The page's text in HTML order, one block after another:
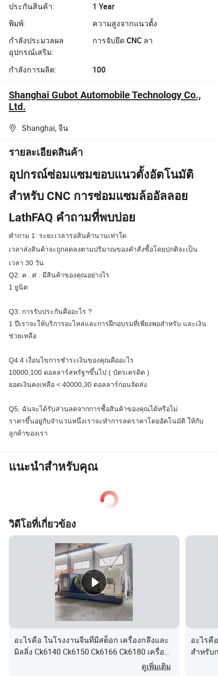
ประกันสินค้า:
1 Year
พิมพ์:
ความสูงจากแนวตั้ง
กำลังประมวลผล
อุปกรณ์เสริม:
การจับยึด CNC ลา
กำลังการผลิต: 100
Shanghai Gubot Automobile Technology Co.,
Ltd.
Shanghai, จีน
รายละเอียดสินค้า
อุปกรณ์ซ่อมแซมขอบแนวตั้งอัตโนมัติ
สำหรับ CNC การซ่อมแซมล้ออัลลอย
LathFAQ คำถามที่พบบ่อย
คำถาม 1: ระยะเวลารอสินค้านานเท่าใด
เวลาส่งสินค้าจะถูกลดลงตามปริมาณของคำสั่งซื้อโดยปกติจะเป็น
เวลา 30 วัน
Q2: ค . ศ . มีสินค้าของคุณอย่างไร
1 ยูนิต
Q3: การรับประกันคืออะไร ?
1 ปีเราจะให้บริการอะไหล่และการฝึกอบรมที่เพียงพอสำหรับ และเงิน
ช่วยเหลือ
Q4:4 เงื่อนไขการชำระเงินของคุณคืออะไร
10000,100 ดอลลาร์สหรัฐฯขึ้นไป ( บัตรเครดิต )
ยอดเงินคงเหลือ < 40000,30 ดอลลาร์ก่อนจัดส่ง
Q5: ฉันจะได้รับส่วนลดจากการซื้อสินค้าของคุณได้หรือไม่
ราคาขึ้นอยู่กับจำนวนหนึ่งเราจะทำการลดราคาโดยอัตโนมัติ ให้กับ
ลูกค้าของเรา
แนะนำสำหรับคุณ
วิดีโอที่เกี่ยวข้อง
อะไรคือ ในโรงงานจีนที่มีสต็อก เครื่องกลึงและ
มิลลิ่ง Ck6140 Ck6150 Ck6166 Ck6180 เครื่อง
ดูเพิ่มเติม
อะไรคื
สำหรับ